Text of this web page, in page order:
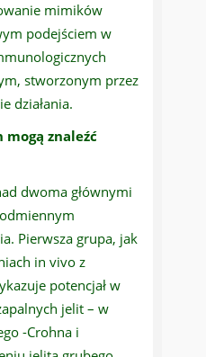
mimików
podejściem w
stworzonym przez
działania.
znaleźć
dwoma głównymi
Pierwsza grupa, jak
in vivo z
potencjał w
jelit – w
-Crohna i